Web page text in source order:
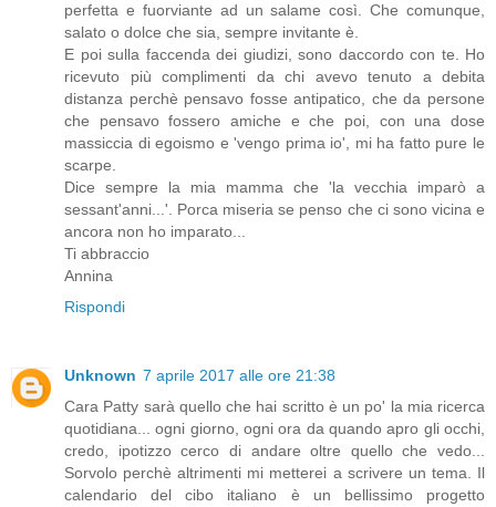
perfetta e fuorviante ad un salame così. Che comunque,
salato o dolce che sia, sempre invitante è.
E poi sulla faccenda dei giudizi, sono daccordo con te. Ho
ricevuto più complimenti da chi avevo tenuto a debita
distanza perchè pensavo fosse antipatico, che da persone
che pensavo fossero amiche e che poi, con una dose
massiccia di egoismo e 'vengo prima io', mi ha fatto pure le
scarpe.
Dice sempre la mia mamma che 'la vecchia imparò a
sessant'anni...'. Porca miseria se penso che ci sono vicina e
ancora non ho imparato...
Ti abbraccio
Annina
Rispondi
Unknown 7 aprile 2017 alle ore 21:38
Cara Patty sarà quello che hai scritto è un po' la mia ricerca
quotidiana... ogni giorno, ogni ora da quando apro gli occhi,
credo, ipotizzo cerco di andare oltre quello che vedo...
Sorvolo perchè altrimenti mi metterei a scrivere un tema. Il
calendario del cibo italiano è un bellissimo progetto